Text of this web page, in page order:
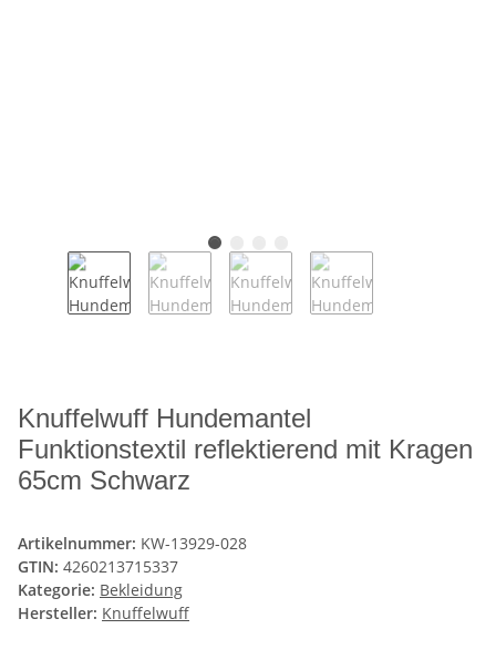
Knuffelwuff Hundemantel
Funktionstextil reflektierend mit Kragen
65cm Schwarz
Artikelnummer: KW-13929-028
GTIN: 4260213715337
Kategorie: Bekleidung
Hersteller: Knuffelwuff